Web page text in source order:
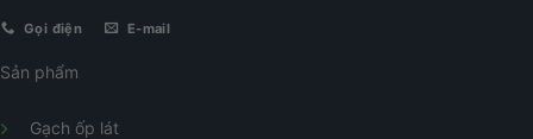
Gọi điện E-mail
Sản phẩm
Gạch ốp lát